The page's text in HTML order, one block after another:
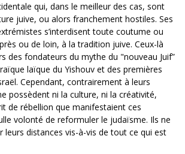
qui, dans le meilleur des cas, sont
juive, ou alors franchement hostiles. Ses
s’interdisent toute coutume ou
ou de loin, à la tradition juive. Ceux-là
des fondateurs du mythe du "nouveau Juif”
laïque du Yishouv et des premières
Cependant, contrairement à leurs
possèdent ni la culture, ni la créativité,
de rébellion que manifestaient ces
volonté de reformuler le judaïsme. Ils ne
leurs distances vis-à-vis de tout ce qui est